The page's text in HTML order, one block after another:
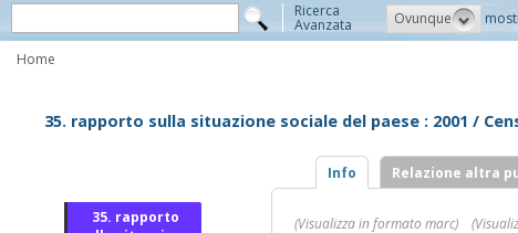
Ricerca
Avanzata Ovunque
Home
35. rapporto sulla situazione sociale del paese : 2001 /
35. rapporto
Info Relazione altra
(Visualizza in formato marc)